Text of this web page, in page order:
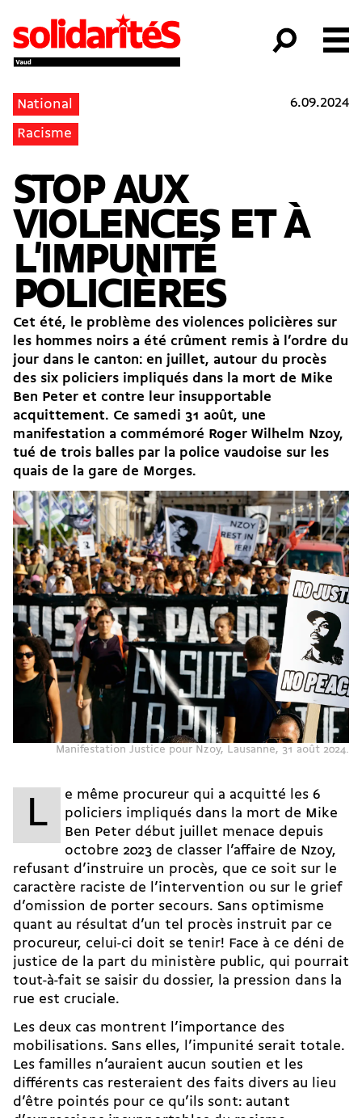
National
Racisme
6.09.2024
STOP AUX
VIOLENCES ET À
L'IMPUNITÉ
POLICIÈRES
Cet été, le problème des violences policières sur
les hommes noirs a été crûment remis à l’ordre du
jour dans le canton: en juillet, autour du procès
des six policiers impliqués dans la mort de Mike
Ben Peter et contre leur insupportable
acquittement. Ce samedi 31 août, une
manifestation a commémoré Roger Wilhelm Nzoy,
tué de trois balles par la police vaudoise sur les
quais de la gare de Morges.
Manifestation Justice pour Nzoy, Lausanne, 31 août 2024.
L e même procureur qui a acquitté les 6
policiers impliqués dans la mort de Mike
Ben Peter début juillet menace depuis
octobre 2023 de classer
l’affaire de Nzoy,
refusant d’instruire un procès, que ce soit sur le
caractère raciste de l’intervention ou sur le grief
d’omission de porter secours. Sans optimisme
quant au résultat d’un tel procès instruit par ce
procureur, celui-ci doit se tenir! Face à ce déni de
justice de la part du ministère public, qui pourrait
tout-à-fait se saisir du dossier, la pression dans la
rue est cruciale.
Les deux cas montrent l’importance des
mobilisations. Sans elles, l’impunité serait totale.
Les familles n’auraient aucun soutien et les
différents cas resteraient des faits divers au lieu
d’être pointés pour ce qu’ils sont: autant